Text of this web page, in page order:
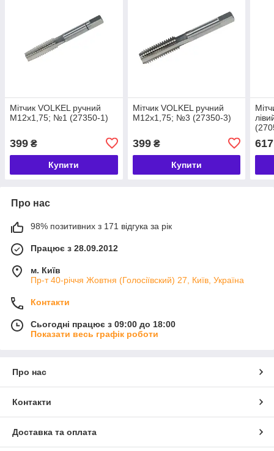
Мітчик VOLKEL ручний
М12х1,75; №1 (27350-1)
399 ₴
Купити
Мітчик VOLKEL ручний
М12х1,75; №3 (27350-3)
399₴
Купити
617
Про нас
98% позитивних з 171 відгука за рік
Працює з 28.09.2012
м. Київ
Пр-т 40-річчя Жовтня (Голосіївский) 27, Київ, Україна
Контакти
Сьогодні працює з 09:00 до 18:00
Показати весь графік роботи
Про нас
Контакти
Доставка та оплата